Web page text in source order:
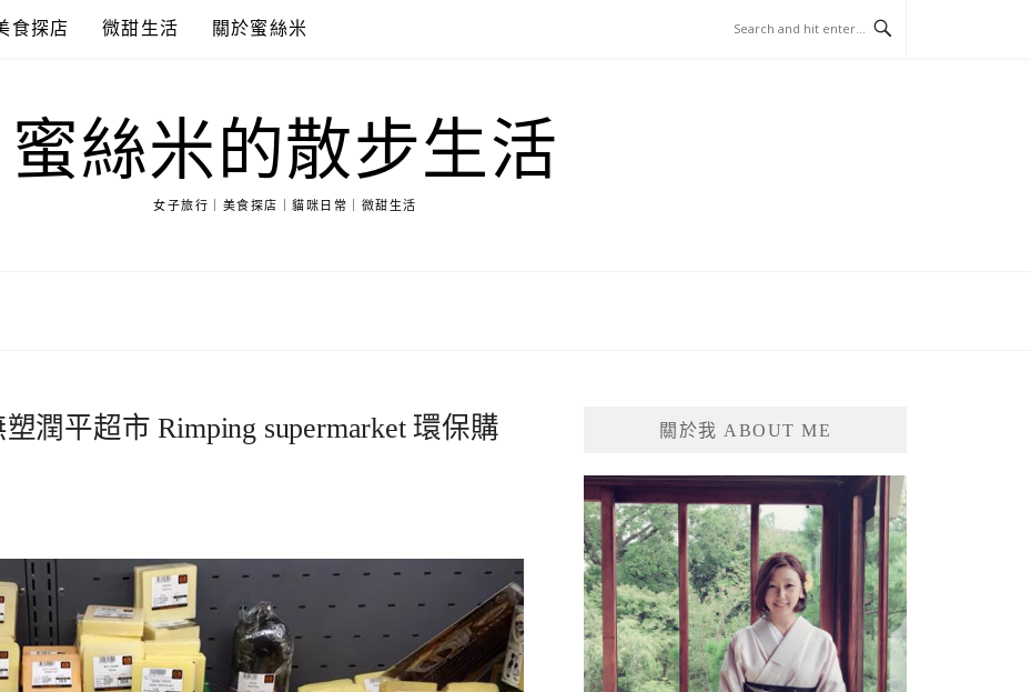
食探店 微甜生活 關於蜜絲米
蜜絲米的散步生活
女子旅行｜美食探店｜貓咪日常｜微甜生活
潤平超市 Rimping supermarket 環保購
關於我 ABOUT ME